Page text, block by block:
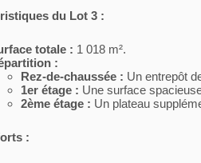
du Lot 3 :
totale : 1 018 m².
:
Rez-de-chaussée : Un entrepôt
1er étage : Une surface
2ème étage : Un plateau
: